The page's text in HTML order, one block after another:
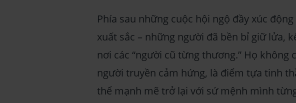
Phía sau những cuộc hội ngộ đầy xúc
xuất sắc – những người đã bền bỉ giữ lửa,
nơi các “người cũ từng thương.” Họ không
người truyền cảm hứng, là điểm tựa tinh
thể mạnh mẽ trở lại với sứ mệnh mình